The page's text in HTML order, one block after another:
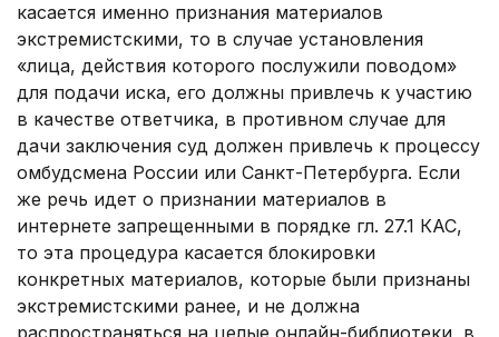
касается именно признания материалов
экстремистскими, то в случае установления
«лица, действия которого послужили поводом»
для подачи иска, его должны привлечь к участию
в качестве ответчика, в противном случае для
дачи заключения суд должен привлечь к процессу
омбудсмена России или Санкт-Петербурга. Если
же речь идет о признании материалов в
интернете запрещенными в порядке гл. 27.1 КАС,
то эта процедура касается блокировки
конкретных материалов, которые были признаны
экстремистскими ранее, и не должна